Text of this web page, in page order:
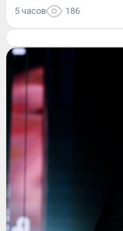
5 часов 186